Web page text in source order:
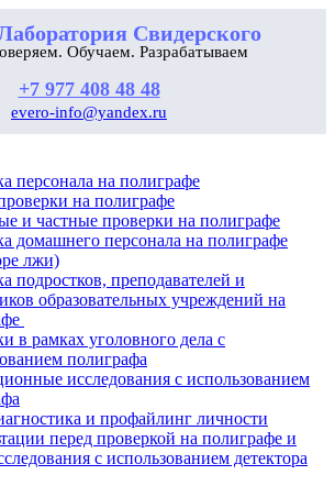
Свидерского
Обучаем. Разрабатываем
+7 977 408 48 48
evero-info@yandex.ru
персонала на полиграфе
на полиграфе
и частные проверки на полиграфе
домашнего персонала на полиграфе
лжи)
подростков, преподавателей и
образовательных учреждений на
в рамках уголовного дела с
полиграфа
исследования с использованием
и профайлинг личности
перед проверкой на полиграфе и
с использованием детектора